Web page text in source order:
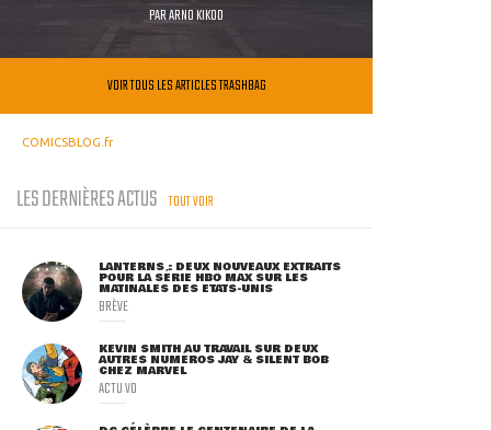
PARARNO KIKOO
VOIR TOUS LES ARTICLES TRASHBAG
COMICSBLOG.fr
LES DERNIÈRES ACTUS TOUT VOIR
LANTERNS : DEUX NOUVEAUX EXTRAITS
POUR LA SÉRIE HBO MAX SUR LES
MATINALES DES ETATS-UNIS
BRÈVE
KEVIN SMITH AU TRAVAIL SUR DEUX
AUTRES NUMÉROS JAY & SILENT BOB
CHEZ MARVEL
ACTU VO